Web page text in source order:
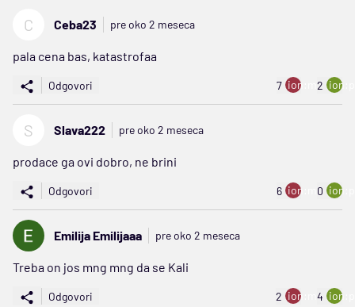
C Ceba23 pre oko 2 meseca
pala cena bas, katastrofaa
Odgovori 7 ion:minus
2
S Slava222 pre oko 2 meseca
prodace ga ovi dobro, ne brini
Odgovori 6 ion:minus
0
Emilija Emilijaaa pre oko 2 meseca
Treba on jos mng mng da se Kali
Odgovori 2 ion:minus
4